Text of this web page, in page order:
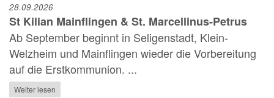
28.09.2026
St Kilian Mainflingen & St. Marcellinus-Petrus
Ab September beginnt in Seligenstadt, Klein-
Welzheim und Mainflingen wieder die Vorbereitung
auf die Erstkommunion. ...
Weiter lesen